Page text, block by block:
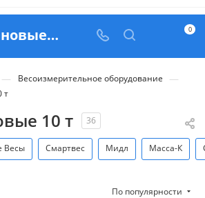
Весы крановые 10 тонн - купить в Москве с доставкой по РФ 0
— Весоизмерительное оборудование —
т
10 т 36
Весы Смартвес Мидл Масса-К
По популярности